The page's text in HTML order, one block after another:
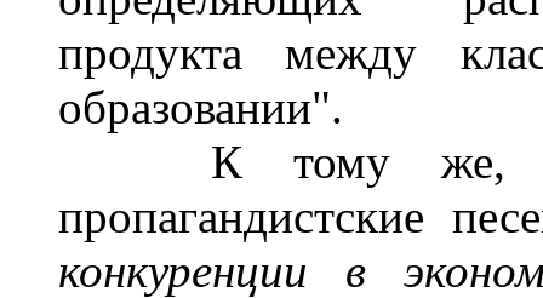
продукта между
образовании".
К тому же, наш
пропагандистские
конкуренции в